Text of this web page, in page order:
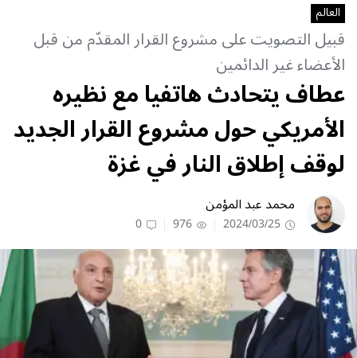
العالم
قبيل التصويت على مشروع القرار المقدّم من قبل
الأعضاء غير الدائمين
عطاف يتحادث هاتفيا مع نظيره
الأمريكي حول مشروع القرار الجديد
لوقف إطلاق النار في غزة
محمد عبد المؤمن
2024/03/25
976
0